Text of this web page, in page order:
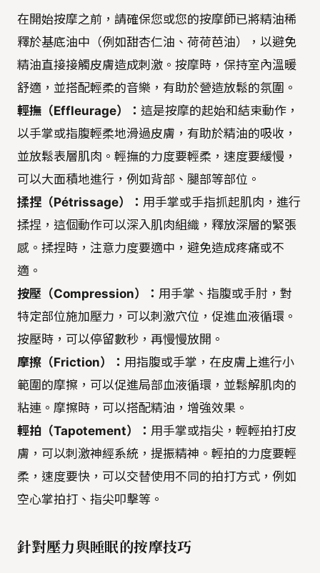
在開始按摩之前，請確保您或您的按摩師已將精油稀
釋於基底油中（例如甜杏仁油、荷荷芭油），以避免
精油直接接觸皮膚造成刺激。按摩時，保持室內溫暖
舒適，並搭配輕柔的音樂，有助於營造放鬆的氛圍。
輕撫（Effleurage）： 這是按摩的起始和結束動作，
以手掌或指腹輕柔地滑過皮膚，有助於精油的吸收，
並放鬆表層肌肉。輕撫的力度要輕柔，速度要緩慢，
可以大面積地進行，例如背部、腿部等部位。
揉捏（Pétrissage）： 用手掌或手指抓起肌肉，進行
揉捏，這個動作可以深入肌肉組織，釋放深層的緊張
感。揉捏時，注意力度要適中，避免造成疼痛或不
適。
按壓（Compression）： 用手掌、指腹或手肘，對
特定部位施加壓力，可以刺激穴位，促進血液循環。
按壓時，可以停留數秒，再慢慢放開。
摩擦（Friction）： 用指腹或手掌，在皮膚上進行小
範圍的摩擦，可以促進局部血液循環，並鬆解肌肉的
粘連。摩擦時，可以搭配精油，增強效果。
輕拍（Tapotement）： 用手掌或指尖，輕輕拍打皮
膚，可以刺激神經系統，提振精神。輕拍的力度要輕
柔，速度要快，可以交替使用不同的拍打方式，例如
空心掌拍打、指尖叩擊等。
針對壓力與睡眠的按摩技巧